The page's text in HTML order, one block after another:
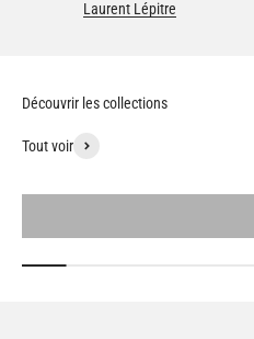
Laurent Lépitre
Tout voir
Tous les produits